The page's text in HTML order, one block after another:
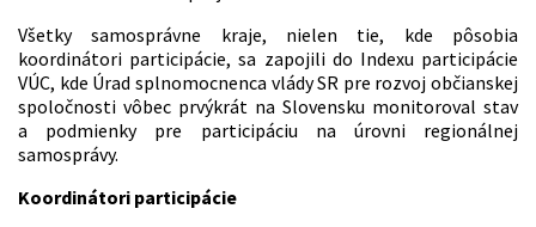
Všetky samosprávne kraje, nielen tie, kde pôsobia
koordinátori participácie, sa zapojili do Indexu participácie
VÚC, kde Úrad splnomocnenca vlády SR pre rozvoj občianskej
spoločnosti vôbec prvýkrát na Slovensku monitoroval stav
a podmienky pre participáciu na úrovni regionálnej
samosprávy.
Koordinátori participácie